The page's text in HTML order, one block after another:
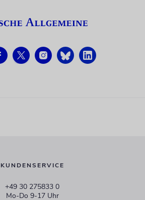
KUNDENSERVICE
+49 30 275833 0
Mo-Do 9-17 Uhr